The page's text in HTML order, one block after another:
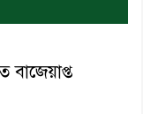
বাজেয়াপ্ত